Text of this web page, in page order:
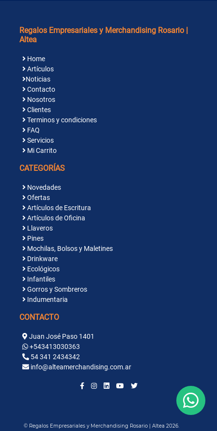
Regalos Empresariales y Merchandising Rosario |
Altea
Home
Artículos
Noticias
Contacto
Nosotros
Clientes
Terminos y condiciones
FAQ
Servicios
Mi Carrito
CATEGORÍAS
Novedades
Ofertas
Artículos de Escritura
Artículos de Oficina
Llaveros
Pines
Mochilas, Bolsos y Maletines
Drinkware
Ecológicos
Infantiles
Gorros y Sombreros
Indumentaria
CONTACTO
Juan José Paso 1401
+543413030363
54 341 2434342
info@alteamerchandising.com.ar
© Regalos Empresariales y Merchandising Rosario | Altea 2026.